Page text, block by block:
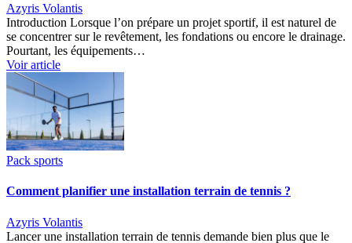
Azyris Volantis
Introduction Lorsque l’on prépare un projet sportif, il est naturel de
se concentrer sur le revêtement, les fondations ou encore le drainage.
Pourtant, les équipements…
Voir article
Pack sports
Comment planifier une installation terrain de tennis ?
Azyris Volantis
Lancer une installation terrain de tennis demande bien plus que le